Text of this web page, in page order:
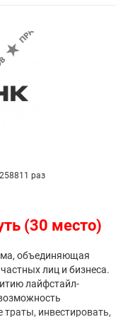
раз
(30 место)
объединяющая
лиц и бизнеса.
лайфстайл-
инвестировать,